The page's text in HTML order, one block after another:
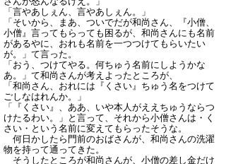
「言やあしぇん、言やあしぇん。」
「そいから、まあ、ついでだが和尚さん、『小僧、
小僧』言ってもらっても困るが、和尚さんにも名前
があるやに、おれも名前を一つつけてもらいたい
が。」て言った。
「おう、つけてやる。何ちゅう名前にしようかな
あ。」て和尚さんが考えよったところが、
「和尚さん、おれには『くさい』ちゅう名をつけて
ごしなはれんか。」
「『くさい』、ああ、いや本人がええちゅうならつ
けたるわい。」と言って、それから小僧さんは・く
さい・という名前に変えてもらったそうな。
何日かしたら門前のおばさんが、和尚さんの洗濯
物を持って通ってきた。
そうしたところが和尚さんが、小僧の差し金だけ